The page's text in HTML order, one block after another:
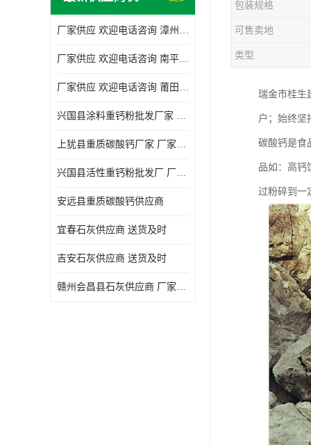
厂家供应 欢迎电话咨询 漳州活性重钙粉
厂家供应 欢迎电话咨询 南平活性重钙粉批发厂
厂家供应 欢迎电话咨询 莆田高白度重钙粉厂家
兴国县涂料重钙粉批发厂家 厂家供应 欢迎电话咨询
上犹县重质碳酸钙厂家 厂家供应 欢迎电话咨询
兴国县活性重钙粉批发厂 厂家供应 欢迎电话咨询
安远县重质碳酸钙供应商
宜春石灰供应商 送货及时
吉安石灰供应商 送货及时
赣州会昌县石灰供应商 厂家供应
包装规格
可售卖地
类型
瑞金市桂生
户；始终坚
碳酸钙是食
品如：高钙
过粉碎到一